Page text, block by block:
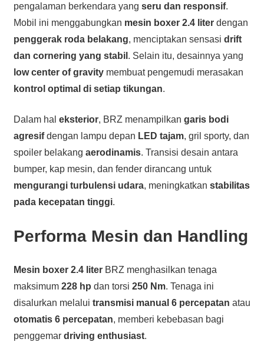
pengalaman berkendara yang seru dan responsif.
Mobil ini menggabungkan mesin boxer 2.4 literdengan
penggerak roda belakang, menciptakan sensasi drift
dan cornering yang stabil . Selain itu, desainnya yang
low center of gravitymembuat pengemudi merasakan
kontrol optimal di setiap tikungan.
Dalam hal eksterior, BRZ menampilkan garis bodi
agresifdengan lampu depan LED tajam, gril sporty, dan
spoiler belakang aerodinamis. Transisi desain antara
bumper, kap mesin, dan fender dirancang untuk
mengurangi turbulensi udara, meningkatkan stabilitas
pada kecepatan tinggi.
Performa Mesin dan Handling
Mesin boxer 2.4 literBRZ menghasilkan tenaga
maksimum 228 hp dan torsi 250 Nm. Tenaga ini
disalurkan melalui transmisi manual 6 percepatan atau
otomatis 6 percepatan, memberi kebebasan bagi
penggemar driving enthusiast.